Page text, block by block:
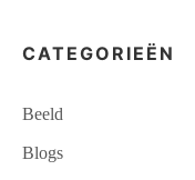
CATEGORIEËN
Beeld
Blogs